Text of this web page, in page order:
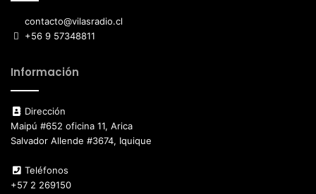
contacto@vilasradio.cl
+56 9 57348811
Información
Dirección
Maipú #652 oficina 11, Arica
Salvador Allende #3674, Iquique
Teléfonos
+57 2 269150